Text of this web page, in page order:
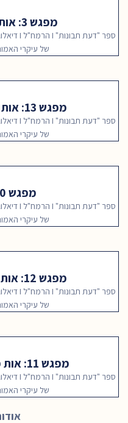
מפגש 3: אותיות ל”ד עד ל”ה
של עיקרי
מפגש 13: אות נ”ו המשך עד נ”ח
של עיקרי
מפגש 10: אות מ”ח
של עיקרי
מפגש 12: אות נ”ד המשך עד נ”ו
של עיקרי
מפגש 11: אות מ”ח המשך עד נ”ג
של עיקרי